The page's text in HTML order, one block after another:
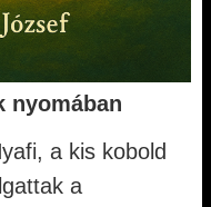
nyomában
a kis kobold
a